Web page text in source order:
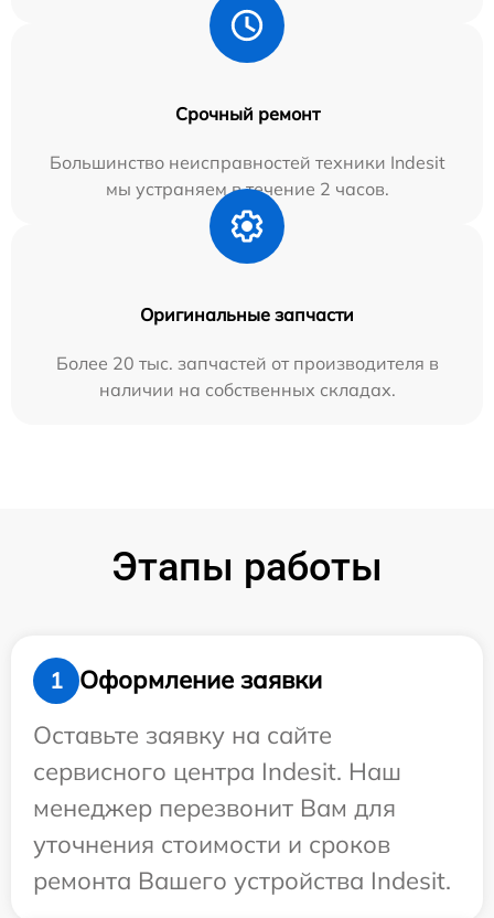
Срочный ремонт
Большинство неисправностей техники Indesit
мы устраняем в течение 2 часов.
Оригинальные запчасти
Более 20 тыс. запчастей от производителя в
наличии на собственных складах.
Этапы работы
1
Оформление заявки
Оставьте заявку на сайте
сервисного центра Indesit. Наш
менеджер перезвонит Вам для
уточнения стоимости и сроков
ремонта Вашего устройства Indesit.